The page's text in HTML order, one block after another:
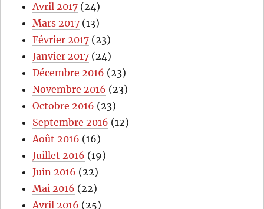
Avril 2017 (24)
Mars 2017 (13)
Février 2017 (23)
Janvier 2017 (24)
Décembre 2016 (23)
Novembre 2016 (23)
Octobre 2016 (23)
Septembre 2016 (12)
Août 2016 (16)
Juillet 2016 (19)
Juin 2016 (22)
Mai 2016 (22)
Avril 2016 (25)